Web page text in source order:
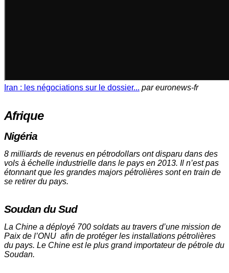
Iran : les négociations sur le dossier... par euronews-fr
Afrique
Nigéria
8 milliards de revenus en pétrodollars ont disparu dans des
vols à échelle industrielle dans le pays en 2013. Il n’est pas
étonnant que les grandes majors pétrolières sont en train de
se retirer du pays.
Soudan du Sud
La Chine a déployé 700 soldats au travers d’une mission de
Paix de l’ONU afin de protéger les installations pétrolières
du pays. Le Chine est le plus grand importateur de pétrole du
Soudan.